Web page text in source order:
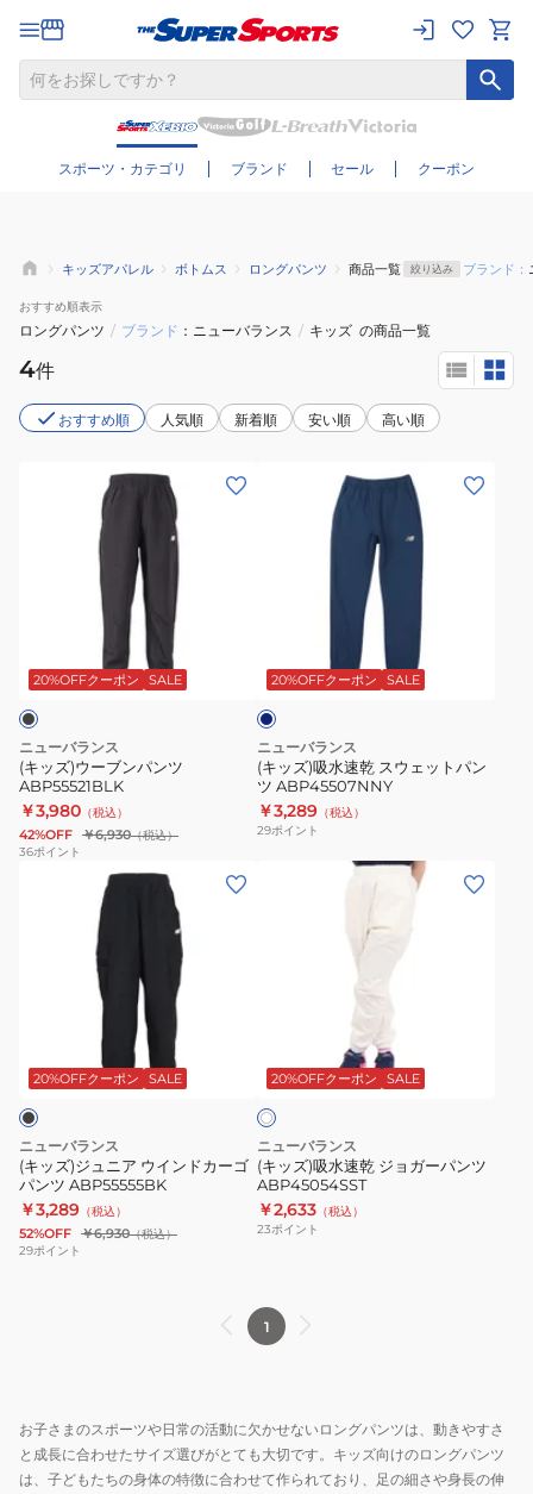
スポーツ・カテゴリ ブランド セール クーポン
さらに絞り込む
キッズアパレル ボトムス ロングパンツ 商品一覧 絞り込み ブランド：
おすすめ順表示
ロングパンツ / ブランド ニューバランス / キッズ の商品一覧
4件
おすすめ順 人気順 新着順 安い順 高い順
パ
ン
ツ
ABP55521BLK
20%OFFクーポン SALE
ニューバランス
(キッズ)ウーブンパンツ
ABP55521BLK
￥3,980 （税込）
42%OFF ￥6,930（税込）
36ポイント
ス
ウ
ェ
ッ
ト
パ
20%OFFクーポン SALE
ネ
イ
ビ
ニューバランス
(キッズ)吸水速乾 スウェットパン
ツ ABP45507NNY
￥3,289 （税込）
29ポイント
ウ
イ
ン
ド
カ
ー
ゴ
20%OFFクーポン SALE
ニューバランス
(キッズ)ジュニア ウインドカーゴ
パンツ ABP55555BK
￥3,289 （税込）
52%OFF ￥6,930（税込）
29ポイント
ジ
ョ
ガ
ー
パ
ン
20%OFFクーポン SALE
オ
フ
ホ
ト ニューバランス
(キッズ)吸水速乾 ジョガーパンツ
ABP45054SST
￥2,633 （税込）
23ポイント
1
お子さまのスポーツや日常の活動に欠かせないロングパンツは、動きやすさ
と成長に合わせたサイズ選びがとても大切です。キッズ向けのロングパンツ
は、子どもたちの身体の特徴に合わせて作られており、足の細さや身長の伸